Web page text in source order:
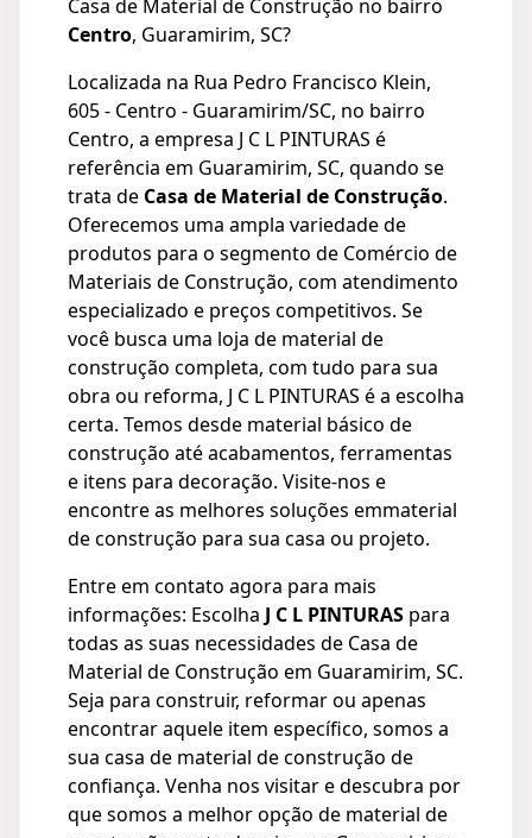
Casa de Material de Construção no bairro
Centro, Guaramirim, SC?
Localizada na Rua Pedro Francisco Klein,
605 - Centro - Guaramirim/SC, no bairro
Centro, a empresa J C L PINTURAS é
referência em Guaramirim, SC, quando se
trata de Casa de Material de Construção.
Oferecemos uma ampla variedade de
produtos para o segmento de Comércio de
Materiais de Construção, com atendimento
especializado e preços competitivos. Se
você busca uma loja de material de
construção completa, com tudo para sua
obra ou reforma, J C L PINTURAS é a escolha
certa. Temos desde material básico de
construção até acabamentos, ferramentas
e itens para decoração. Visite-nos e
encontre as melhores soluções emmaterial
de construção para sua casa ou projeto.
Entre em contato agora para mais
informações: Escolha J C L PINTURAS para
todas as suas necessidades de Casa de
Material de Construção em Guaramirim, SC.
Seja para construir, reformar ou apenas
encontrar aquele item específico, somos a
sua casa de material de construção de
confiança. Venha nos visitar e descubra por
que somos a melhor opção de material de